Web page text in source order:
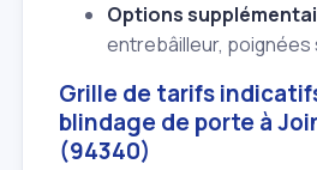
Options
entrebâilleur,
Grille de tarifs
blindage de porte à
(94340)